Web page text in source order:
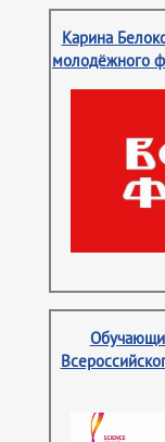
Карина
молодёжного